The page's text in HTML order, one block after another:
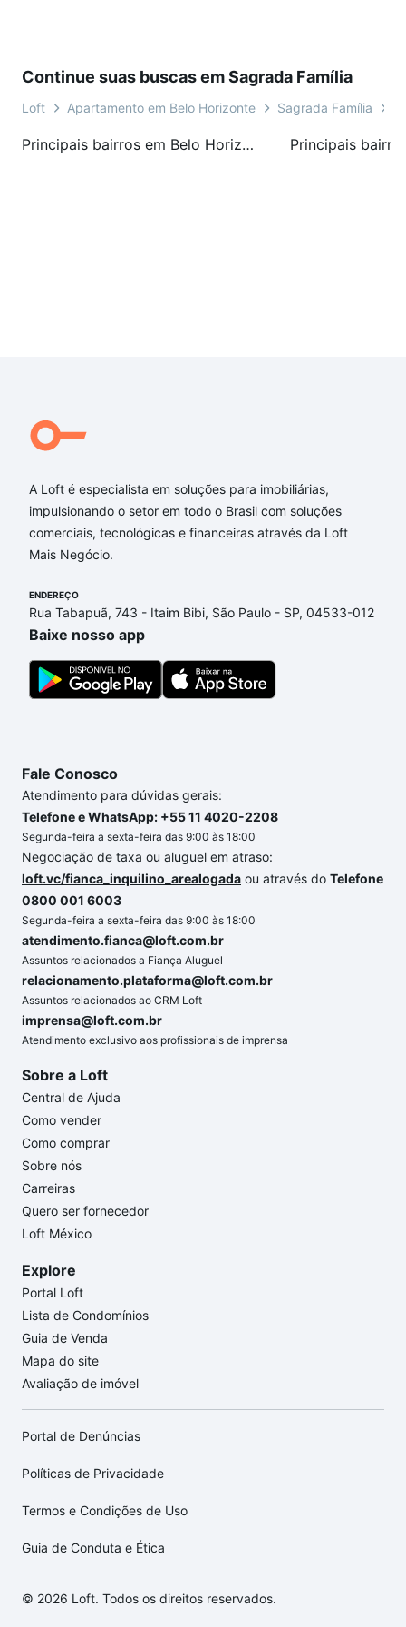
- Sol da manhã e tarde.
CONDOMÍNIO:
- Interfone;
Continue suas buscas em Sagrada Família
Loft Apartamento em Belo Horizonte Sagrada Família
Principais bairros em Belo Horizonte, MG
A Loft é especialista em soluções para imobiliárias,
impulsionando o setor em todo o Brasil com soluções
comerciais, tecnológicas e financeiras através da Loft
Mais Negócio.
ENDEREÇO
Rua Tabapuã, 743 - Itaim Bibi, São Paulo - SP, 04533-012
Baixe nosso app
Fale Conosco
Atendimento para dúvidas gerais:
Telefone e WhatsApp: +55 11 4020-2208
Segunda-feira a sexta-feira das 9:00 às 18:00
Negociação de taxa ou aluguel em atraso:
loft.vc/fianca_inquilino_arealogada ou através do Telefone
0800 001 6003
Segunda-feira a sexta-feira das 9:00 às 18:00
atendimento.fianca@loft.com.br
Assuntos relacionados a Fiança Aluguel
relacionamento.plataforma@loft.com.br
Assuntos relacionados ao CRM Loft
imprensa@loft.com.br
Atendimento exclusivo aos profissionais de imprensa
Sobre a Loft
Central de Ajuda
Como vender
Como comprar
Sobre nós
Carreiras
Quero ser fornecedor
Loft México
Explore
Portal Loft
Lista de Condomínios
Guia de Venda
Mapa do site
Avaliação de imóvel
Portal de Denúncias
Políticas de Privacidade
Termos e Condições de Uso
Guia de Conduta e Ética
© 2026 Loft. Todos os direitos reservados.